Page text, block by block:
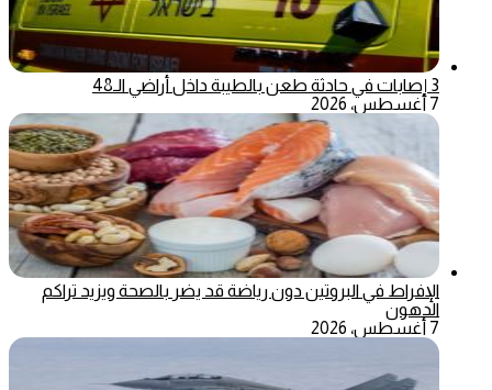
3 إصابات في حادثة طعن بالطيبة داخل أراضي الـ48
7 أغسطس، 2026
الإفراط في البروتين دون رياضة قد يضر بالصحة ويزيد تراكم
الدهون
7 أغسطس، 2026